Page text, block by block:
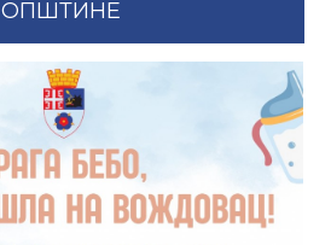
ОПШТИНЕ